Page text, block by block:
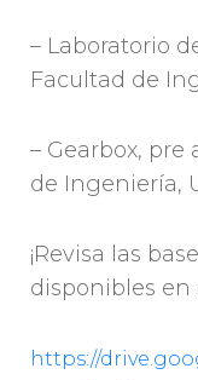
– Laboratorio
Facultad de
– Gearbox, pre
de Ingeniería,
¡Revisa las
disponibles
https://